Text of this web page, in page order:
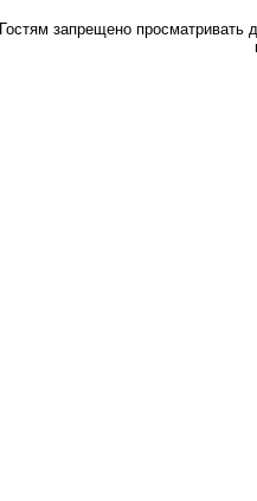
Гостям запрещено просматривать